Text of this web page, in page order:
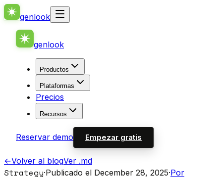
genlook
genlook
Productos
Plataformas
Precios
Recursos
Reservar demo Empezar gratis
←Volver al blogVer .md
Strategy·Publicado el December 28, 2025·Por